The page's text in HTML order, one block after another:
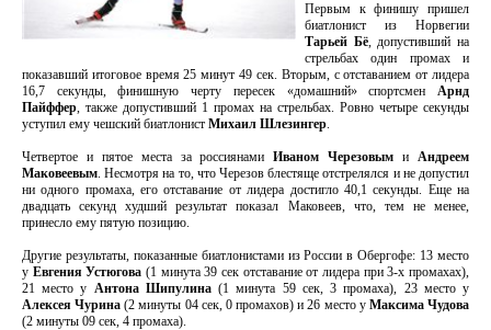
Первым к финишу пришел
биатлонист из Норвегии
Тарьей Бё, допустивший на
стрельбах один промах и
показавший итоговое время 25 минут 49 сек. Вторым, с отставанием от лидера
16,7 секунды, финишную черту пересек «домашний» спортсмен Арнд
Пайффер, также допустивший 1 промах на стрельбах. Ровно четыре секунды
уступил ему чешский биатлонист Михаил Шлезингер.
Четвертое и пятое места за россиянамиИваном Черезовым иАндреем
Маковеевым. Несмотря на то, что Черезов блестяще отстрелялся и не допустил
ни одного промаха, его отставание от лидера достигло 40,1 секунды. Еще на
двадцать секунд худший результат показал Маковеев, что, тем не менее,
принесло ему пятую позицию.
Другие результаты, показанные биатлонистами из России в Обергофе: 13 место
у Евгения Устюгова (1 минута 39 сек отставание от лидера при 3-х промахах),
21 место у Антона Шипулина(1 минута 59 сек, 3 промаха), 23 место у
Алексея Чурина (2 минуты 04 сек, 0 промахов) и 26 место у Максима Чудова
(2 минуты 09 сек, 4 промаха).